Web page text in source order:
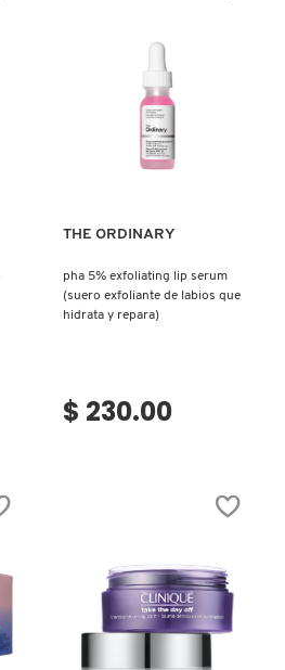
Ver más
THE ORDINARY
pha 5% exfoliating lip serum
(suero exfoliante de labios que
hidrata y repara)
$ 230.00